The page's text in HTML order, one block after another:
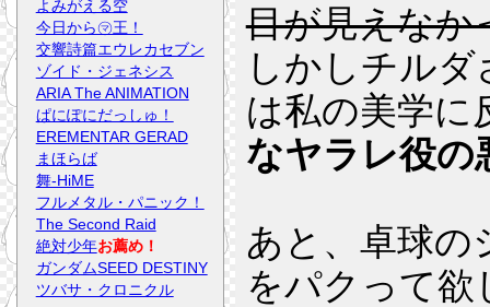
目が見えなか
しかしチル
は私の美学に
なヤラレ役の
あと、卓球の
をパクって欲
よみがえる空
今日から㋮王！
交響詩篇エウレカセブン
ゾイド・ジェネシス
ARIA The ANIMATION
ぱにぽにだっしゅ！
EREMENTAR GERAD
まほらば
舞-HiME
フルメタル・パニック！
The Second Raid
絶対少年お薦め！
ガンダムSEED DESTINY
ツバサ・クロニクル